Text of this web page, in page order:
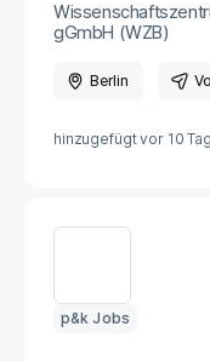
gGmbH (WZB)
Berlin
hinzugefügt vor 10
p&k Jobs